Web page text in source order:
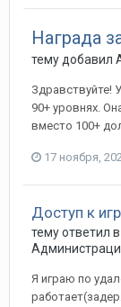
Награда
тему добавил
Здравствуйте!
90+ уровнях.
вместо 100+
17 ноября,
Доступ к
тему ответил в
Я играю по